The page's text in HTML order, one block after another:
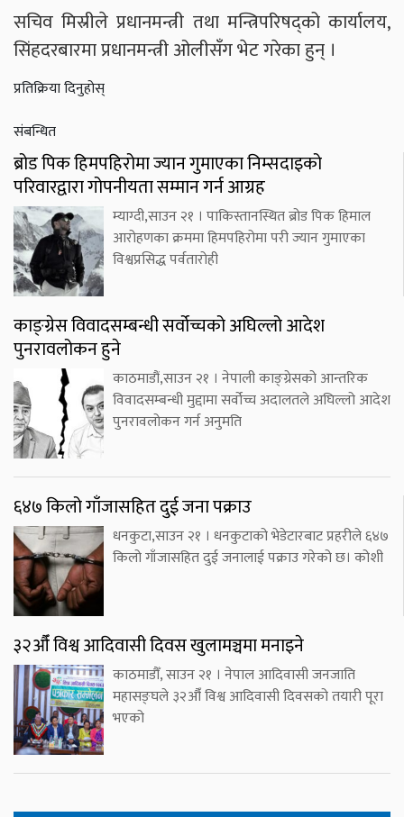
सचिव मिस्रीले प्रधानमन्त्री तथा मन्त्रिपरिषद्को कार्यालय,
सिंहदरबारमा प्रधानमन्त्री ओलीसँग भेट गरेका हुन् ।
प्रतिक्रिया दिनुहोस्
संबन्धित
ब्रोड पिक हिमपहिरोमा ज्यान गुमाएका निम्सदाइको
परिवारद्वारा गोपनीयता सम्मान गर्न आग्रह
म्याग्दी,साउन २१ । पाकिस्तानस्थित ब्रोड पिक हिमाल
आरोहणका क्रममा हिमपहिरोमा परी ज्यान गुमाएका
विश्वप्रसिद्ध पर्वतारोही
काङ्ग्रेस विवादसम्बन्धी सर्वोच्चको अघिल्लो आदेश
पुनरावलोकन हुने
काठमाडौं,साउन २१ । नेपाली काङ्ग्रेसको आन्तरिक
विवादसम्बन्धी मुद्दामा सर्वोच्च अदालतले अघिल्लो आदेश
पुनरावलोकन गर्न अनुमति
६४७ किलो गाँजासहित दुई जना पक्राउ
धनकुटा,साउन २१ । धनकुटाको भेडेटारबाट प्रहरीले ६४७
किलो गाँजासहित दुई जनालाई पक्राउ गरेको छ। कोशी
३२औँ विश्व आदिवासी दिवस खुलामञ्चमा मनाइने
काठमाडौँ, साउन २१ । नेपाल आदिवासी जनजाति
महासङ्घले ३२औँ विश्व आदिवासी दिवसको तयारी पूरा
भएको